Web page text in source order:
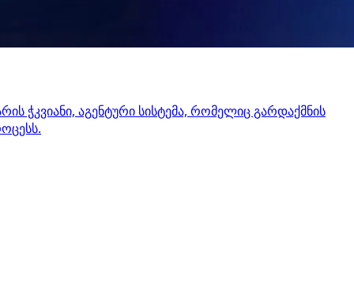
ჭკვიანი, აგენტური სისტემა, რომელიც გარდაქმნის